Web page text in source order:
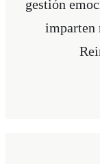
gestión
imparten